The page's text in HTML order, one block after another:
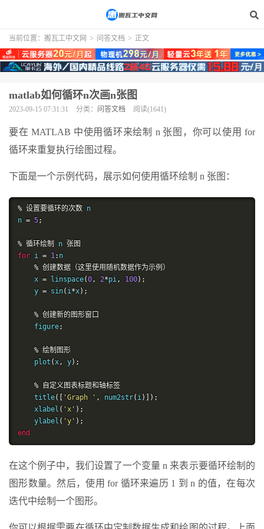
当前位置： 搬瓦工中文网 > 问答文档 > 正文
matlab如何循环n次画n张图
2023-09-15 07:31:31 分类： 问答文档 阅读(1641)
要在 MATLAB 中使用循环来绘制 n 张图，你可以使用 for
循环来重复执行绘图过程。
下面是一个示例代码，展示如何使用循环绘制 n 张图：
% 设置要循环的次数 n
n = 5;
% 循环绘制 n 张图
for i = 1: n
% 创建数据（这里使用随机数据作为示例）
    x
= linspace(0, 2*pi, 100);
    y
= sin( i*x);
% 创建新的图形窗口
    figure
;
% 绘制图形
    plot
(x, y);
%
自定义图表标题和轴标签
    title
([ 'Graph ' , num2str( i)]);
    xlabel
( 'x' );
    ylabel
( 'y' );
end
在这个例子中，我们设置了一个变量 n 来表示要循环绘制的
图形数量。然后，使用 for 循环来遍历 1 到 n 的值，在每次
迭代中绘制一个图形。